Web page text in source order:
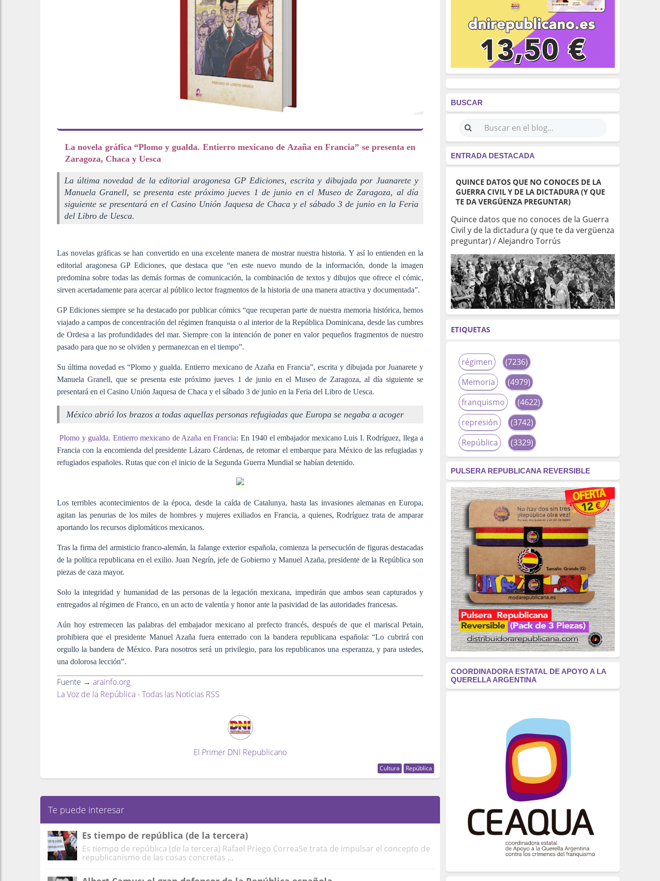
La novela gráfica “Plomo y gualda. Entierro mexicano de Azaña en Francia” se presenta en
Zaragoza, Chaca y Uesca
La última novedad de la editorial aragonesa GP Ediciones, escrita y dibujada por Juanarete y
Manuela Granell, se presenta este próximo jueves 1 de junio en el Museo de Zaragoza, al día
siguiente se presentará en el Casino Unión Jaquesa de Chaca y el sábado 3 de junio en la Feria
del Libro de Uesca.
Las novelas gráficas se han convertido en una excelente manera de mostrar nuestra historia. Y así lo entienden en la
editorial aragonesa GP Ediciones, que destaca que “en este nuevo mundo de la información, donde la imagen
predomina sobre todas las demás formas de comunicación, la combinación de textos y dibujos que ofrece el cómic,
sirven acertadamente para acercar al público lector fragmentos de la historia de una manera atractiva y documentada”.
GP Ediciones siempre se ha destacado por publicar cómics “que recuperan parte de nuestra memoria histórica, hemos
viajado a campos de concentración del régimen franquista o al interior de la República Dominicana, desde las cumbres
de Ordesa a las profundidades del mar. Siempre con la intención de poner en valor pequeños fragmentos de nuestro
pasado para que no se olviden y permanezcan en el tiempo”.
Su última novedad es “Plomo y gualda. Entierro mexicano de Azaña en Francia”, escrita y dibujada por Juanarete y
Manuela Granell, que se presenta este próximo jueves 1 de junio en el Museo de Zaragoza, al día siguiente se
presentará en el Casino Unión Jaquesa de Chaca y el sábado 3 de junio en la Feria del Libro de Uesca.
México abrió los brazos a todas aquellas personas refugiadas que Europa se negaba a acoger
Plomo y gualda. Entierro mexicano de Azaña en Francia: En 1940 el embajador mexicano Luis I. Rodríguez, llega a
Francia con la encomienda del presidente Lázaro Cárdenas, de retomar el embarque para México de las refugiadas y
refugiados españoles. Rutas que con el inicio de la Segunda Guerra Mundial se habían detenido.
Los terribles acontecimientos de la época, desde la caída de Catalunya, hasta las invasiones alemanas en Europa,
agitan las penurias de los miles de hombres y mujeres exiliados en Francia, a quienes, Rodríguez trata de amparar
aportando los recursos diplomáticos mexicanos.
Tras la firma del armisticio franco-alemán, la falange exterior española, comienza la persecución de figuras destacadas
de la política republicana en el exilio. Juan Negrín, jefe de Gobierno y Manuel Azaña, presidente de la República son
piezas de caza mayor.
Solo la integridad y humanidad de las personas de la legación mexicana, impedirán que ambos sean capturados y
entregados al régimen de Franco, en un acto de valentía y honor ante la pasividad de las autoridades francesas.
Aún hoy estremecen las palabras del embajador mexicano al prefecto francés, después de que el mariscal Petain,
prohibiera que el presidente Manuel Azaña fuera enterrado con la bandera republicana española: “Lo cubrirá con
orgullo la bandera de México. Para nosotros será un privilegio, para los republicanos una esperanza, y para ustedes,
una dolorosa lección”.
Fuente → arainfo.org
La Voz de la República - Todas las Noticias RSS
El Primer DNI Republicano
Cultura República
Te puede interesar
Es tiempo de república (de la tercera)
Es tiempo de república (de la tercera) Rafael Priego CorreaSe trata de impulsar el concepto de
republicanismo de las cosas concretas ...
BUSCAR
ENTRADA DESTACADA
QUINCE DATOS QUE NO CONOCES DE LA
GUERRA CIVIL Y DE LA DICTADURA (Y QUE
TE DA VERGÜENZA PREGUNTAR)
Quince datos que no conoces de la Guerra
Civil y de la dictadura (y que te da vergüenza
preguntar) / Alejandro Torrús
ETIQUETAS
régimen
(7236)
Memoria
(4979)
franquismo
(4622)
represión
(3742)
República
(3329)
fascismo
(2677)
tardofranquismo
(2320)
Actualidad
(2319)
monarquía
(2253)
borbones
(2176)
Cultura
(2163)
Guerra
(1674)
genocidio
(1234)
mujer
(1070)
Eventos
(914)
Crímenes del franquismo
(721)
(699)
(607)
neofranquismo
(567)
Justicia Universal
Derechos Humanos
(522)
Nacionalcatolicismo
(514)
PULSERA REPUBLICANA REVERSIBLE
COORDINADORA ESTATAL DE APOYO A LA
QUERELLA ARGENTINA